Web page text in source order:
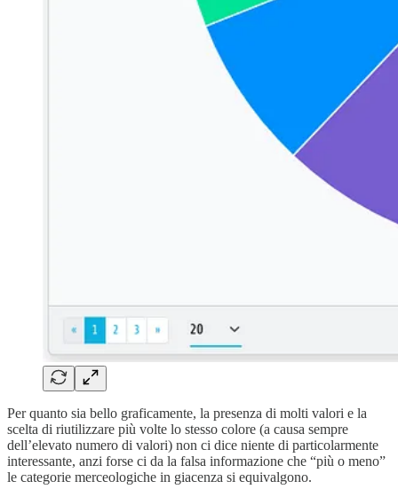
Per quanto sia bello graficamente, la presenza di molti valori e la
scelta di riutilizzare più volte lo stesso colore (a causa sempre
dell’elevato numero di valori) non ci dice niente di particolarmente
interessante, anzi forse ci da la falsa informazione che “più o meno”
le categorie merceologiche in giacenza si equivalgono.